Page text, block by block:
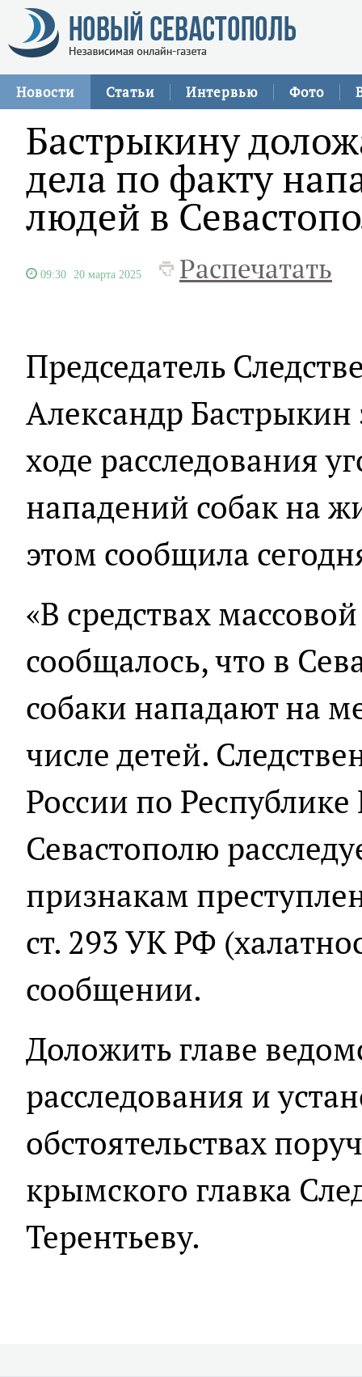
Новости Статьи Интервью Фото
Бастрыкину
дела по факту
людей в
09:30 20 марта 2025 Распечатать
Председатель
Александр Бастрыкин
ходе расследования
нападений собак на
этом сообщила
«В средствах
сообщалось, что в
собаки нападают на
числе детей.
России по
Севастополю
признакам
ст. 293 УК РФ
сообщении.
Доложить главе
расследования и
обстоятельствах
крымского главка
Терентьеву.